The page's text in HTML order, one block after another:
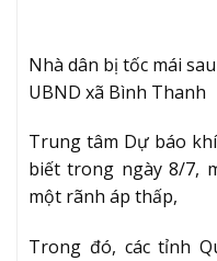
Nhà dân bị tốc mái
UBND xã Bình Thanh
Trung tâm Dự báo
biết trong ngày 8/7,
một rãnh áp thấp,
Trong đó, các tỉnh